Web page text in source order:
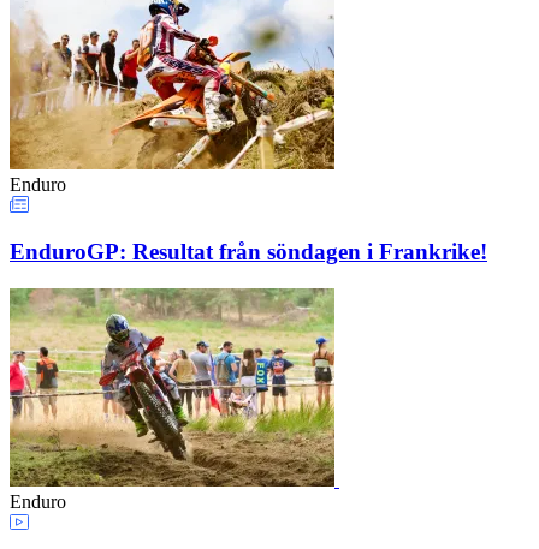
Enduro
EnduroGP: Resultat från söndagen i Frankrike!
Enduro